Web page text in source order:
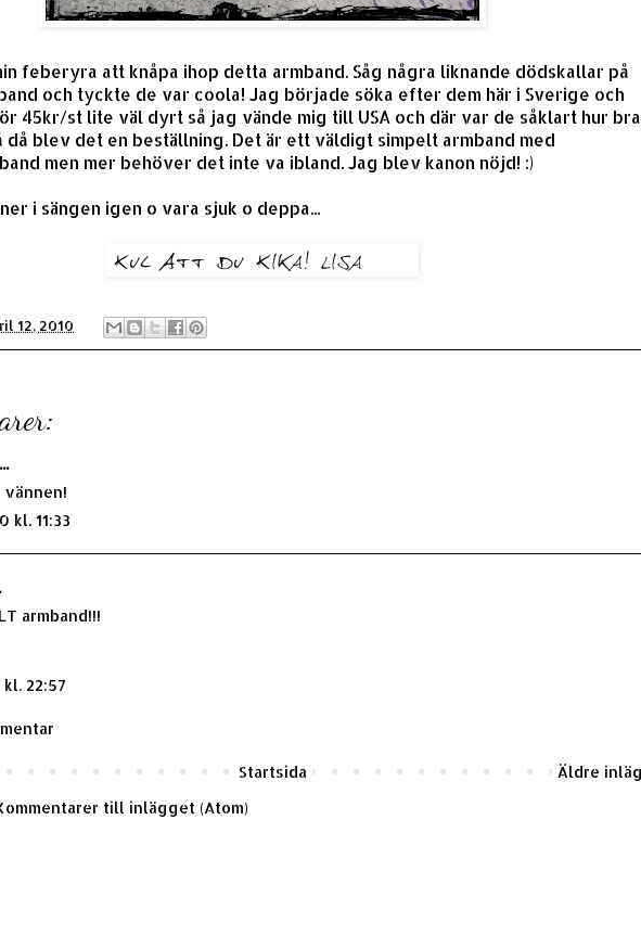
feberyra att knåpa ihop detta armband. Såg några liknande dödskallar på
och tyckte de var coola! Jag började söka efter dem här i Sverige och
45kr/st lite väl dyrt så jag vände mig till USA och där var de såklart hur bra
då blev det en beställning. Det är ett väldigt simpelt armband med
men mer behöver det inte va ibland. Jag blev kanon nöjd! :)
i sängen igen o vara sjuk o deppa...
12, 2010
vännen!
kl. 11:33
armband!!!
kl. 22:57
Äldre
Startsida
till inlägget (Atom)